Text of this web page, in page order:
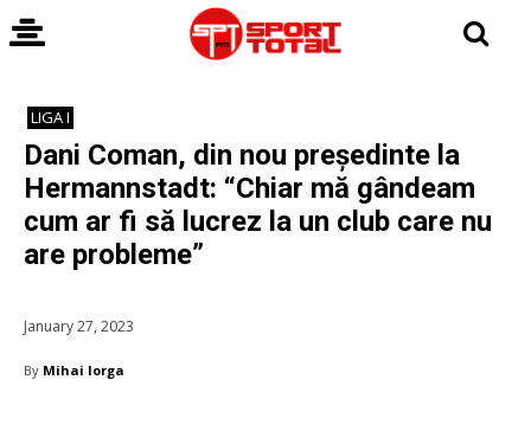
LIGA I
Dani Coman, din nou președinte la
Hermannstadt: “Chiar mă gândeam
cum ar fi să lucrez la un club care nu
are probleme”
January 27, 2023
By Mihai Iorga